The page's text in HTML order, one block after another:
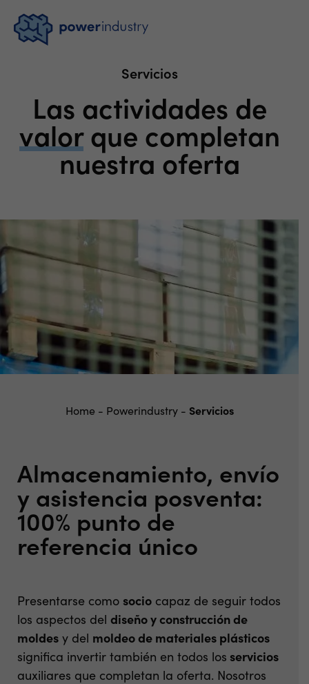
Servicios
Las actividades de
valorque completan
nuestra oferta
Home - Powerindustry- Servicios
Almacenamiento, envío
y asistencia posventa:
100% punto de
referencia único
Presentarse como socio capaz de seguir todos
los aspectos del diseño y construcción de
moldes y del moldeo de materiales plásticos
significa invertir también en todos los servicios
auxiliares que completan la oferta. Nosotros